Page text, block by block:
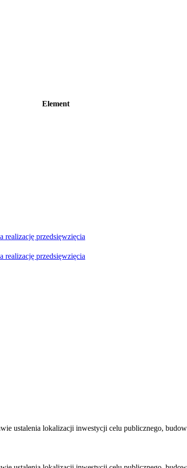
Element
przedsięwzięcia
przedsięwzięcia
ustalenia lokalizacji inwestycji celu publicznego,